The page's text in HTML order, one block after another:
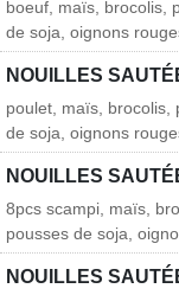
boeuf, maïs, brocolis,
de soja, oignons
NOUILLES
poulet, maïs, brocolis,
de soja, oignons
NOUILLES
8pcs scampi, maïs,
pousses de soja,
NOUILLES